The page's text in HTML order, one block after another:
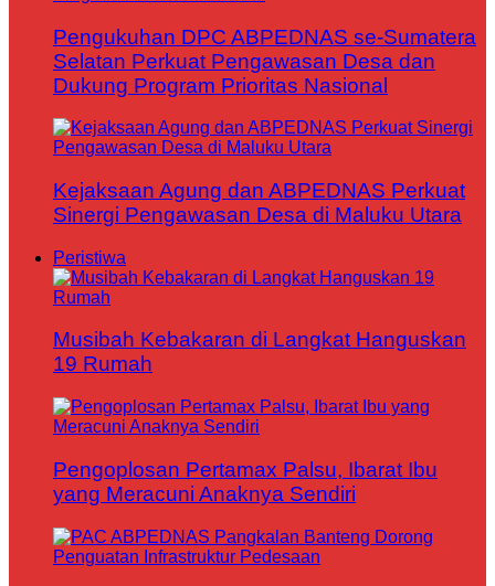
Pengukuhan DPC ABPEDNAS se-Sumatera
Selatan Perkuat Pengawasan Desa dan
Dukung Program Prioritas Nasional
Kejaksaan Agung dan ABPEDNAS Perkuat
Sinergi Pengawasan Desa di Maluku Utara
Peristiwa
Musibah Kebakaran di Langkat Hanguskan
19 Rumah
Pengoplosan Pertamax Palsu, Ibarat Ibu
yang Meracuni Anaknya Sendiri